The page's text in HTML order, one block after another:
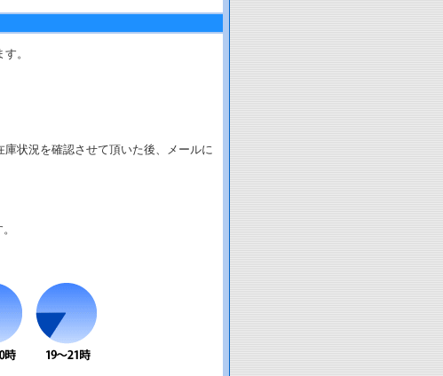
。
状況を確認させて頂いた後、メールに